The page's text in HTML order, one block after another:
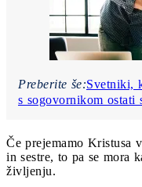
Preberite še:Svetniki,
s sogovornikom ostati
Če prejemamo Kristusa
in sestre, to pa se mora
življenju.